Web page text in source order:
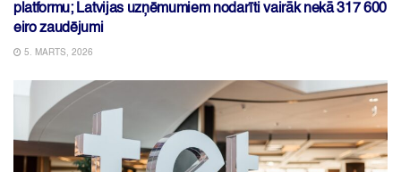
platformu; Latvijas uzņēmumiem nodarīti vairāk nekā 317 600
eiro zaudējumi
5. MARTS, 2026